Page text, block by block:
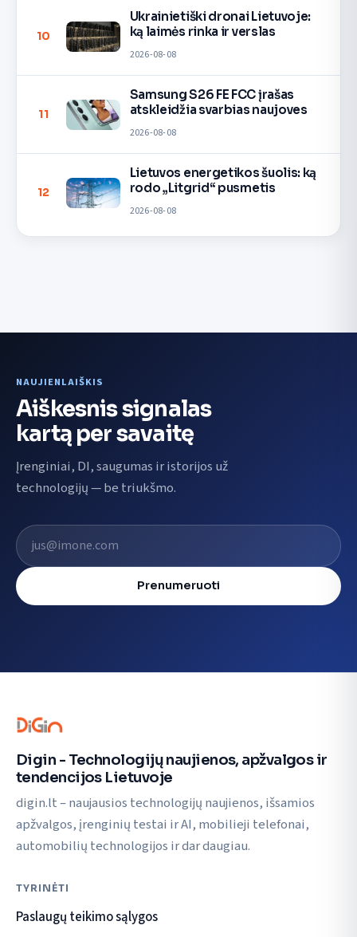
10
Ukrainietiški dronai Lietuvoje:
ką laimės rinka ir verslas
2026-08-08
11
Samsung S26 FE FCC įrašas
atskleidžia svarbias naujoves
2026-08-08
12
Lietuvos energetikos šuolis: ką
rodo „Litgrid“ pusmetis
2026-08-08
NAUJIENLAIŠKIS
Aiškesnis signalas
kartą per savaitę
Įrenginiai, DI, saugumas ir istorijos už
technologijų — be triukšmo.
El. pašto adresas
Prenumeruoti
Digin - Technologijų naujienos, apžvalgos ir
tendencijos Lietuvoje
digin.lt – naujausios technologijų naujienos, išsamios
apžvalgos, įrenginių testai ir AI, mobilieji telefonai,
automobilių technologijos ir dar daugiau.
TYRINĖTI
Paslaugų teikimo sąlygos